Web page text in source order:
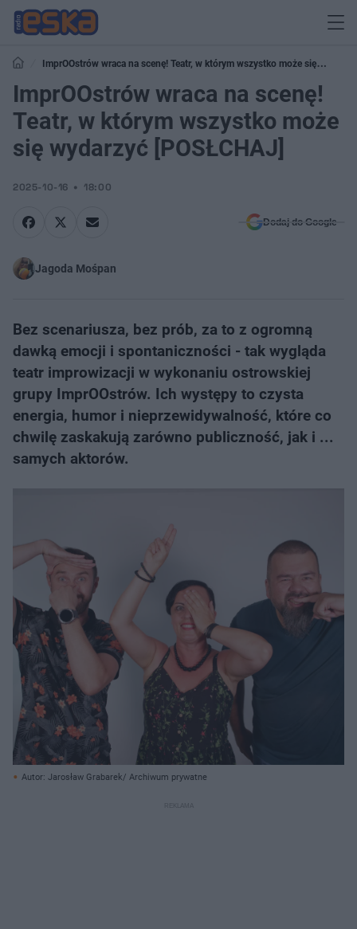
ImprOOstrów wraca na scenę! Teatr, w którym wszystko może się
wydarzyć [POSŁCHAJ]
ImprOOstrów wraca na scenę!
Teatr, w którym wszystko może
się wydarzyć [POSŁCHAJ]
2025-10-16 18:00
Dodaj do Google
Jagoda Mośpan
Bez scenariusza, bez prób, za to z ogromną
dawką emocji i spontaniczności - tak wygląda
teatr improwizacji w wykonaniu ostrowskiej
grupy ImprOOstrów. Ich występy to czysta
energia, humor i nieprzewidywalność, które co
chwilę zaskakują zarówno publiczność, jak i ...
samych aktorów.
Autor: Jarosław Grabarek/ Archiwum prywatne